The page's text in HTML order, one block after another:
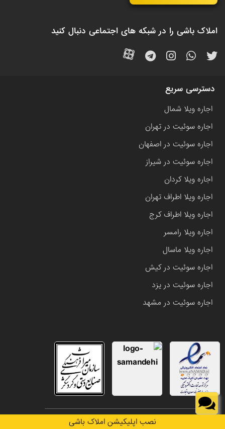
نصب اپلیکیشن املاک باشی
املاک باشی را در شبکه های اجتماعی دنبال کنید
دسترسی سریع
اجاره ویلا شمال
اجاره سوئیت در تهران
اجاره سوئیت در اصفهان
اجاره سوئیت در شیراز
اجاره ویلا کردان
اجاره ویلا اطراف تهران
اجاره ویلا اطراف کرج
اجاره ویلا رامسر
اجاره ویلا ماسال
اجاره سوئیت در کیش
اجاره سوئیت در یزد
اجاره سوئیت در مشهد
تمامی حقوق این وب سایت متعلق به املاک باشی می باشد.